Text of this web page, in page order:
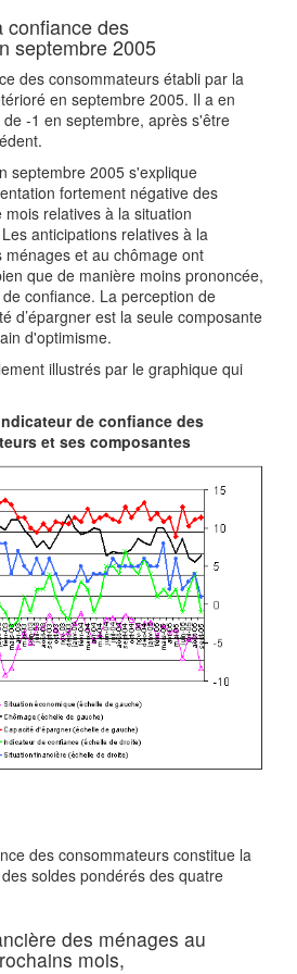
confiance des
septembre 2005
des consommateurs établi par la
en septembre 2005. Il a en
-1 en septembre, après s'être
septembre 2005 s'explique
fortement négative des
relatives à la situation
anticipations relatives à la
et au chômage ont
que de manière moins prononcée,
confiance. La perception de
d’épargner est la seule composante
d'optimisme.
illustrés par le graphique qui
de confiance des
et ses composantes
des consommateurs constitue la
soldes pondérés des quatre
des ménages au
mois,